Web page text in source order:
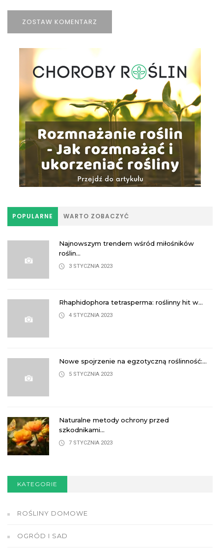
ZOSTAW KOMENTARZ
POPULARNE WARTO ZOBACZYĆ
Najnowszym trendem wśród miłośników
roślin...
3 STYCZNIA 2023
Rhaphidophora tetrasperma: roślinny hit w...
4 STYCZNIA 2023
Nowe spojrzenie na egzotyczną roślinność:...
5 STYCZNIA 2023
Naturalne metody ochrony przed
szkodnikami...
7 STYCZNIA 2023
KATEGORIE
ROŚLINY DOMOWE
OGRÓD I SAD